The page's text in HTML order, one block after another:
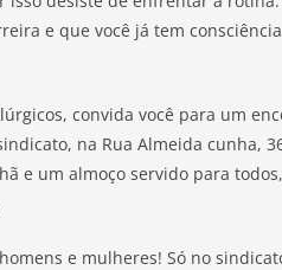
e que você já tem
convida você para um
na Rua Almeida cunha,
e um almoço servido para
e mulheres! Só no